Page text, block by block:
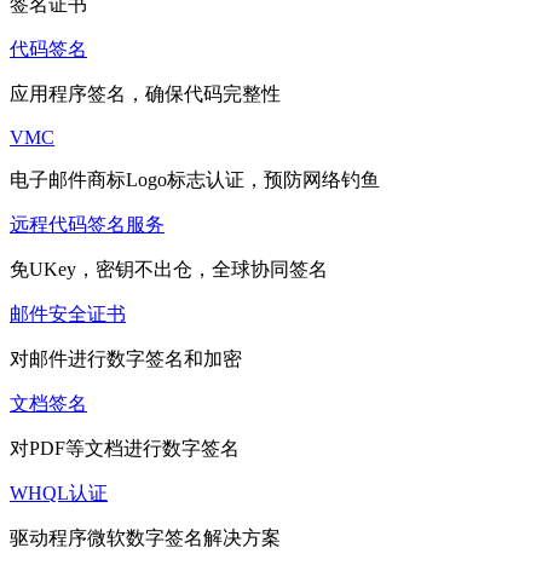
代码签名
应用程序签名，确保代码完整性
VMC
电子邮件商标Logo标志认证，预防网络钓鱼
远程代码签名服务
免UKey，密钥不出仓，全球协同签名
邮件安全证书
对邮件进行数字签名和加密
文档签名
对PDF等文档进行数字签名
WHQL认证
驱动程序微软数字签名解决方案